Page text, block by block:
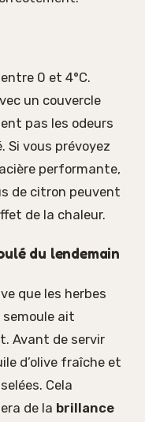
0 et 4°C.
un couvercle
pas les odeurs
Si vous prévoyez
performante,
de citron peuvent
de la chaleur.
du lendemain
que les herbes
ait
Avant de servir
d’olive fraîche et
Cela
de la brillance